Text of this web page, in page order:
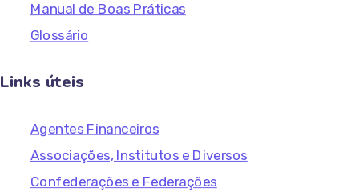
Manual de Boas Práticas
Glossário
Links úteis
Agentes Financeiros
Associações, Institutos e Diversos
Confederações e Federações